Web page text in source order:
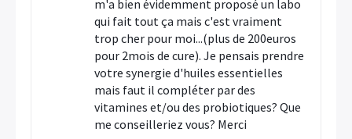
m'a bien évidemment proposé un labo
qui fait tout ça mais c'est vraiment
trop cher pour moi...(plus de 200euros
pour 2mois de cure). Je pensais prendre
votre synergie d'huiles essentielles
mais faut il compléter par des
vitamines et/ou des probiotiques? Que
me conseilleriez vous? Merci